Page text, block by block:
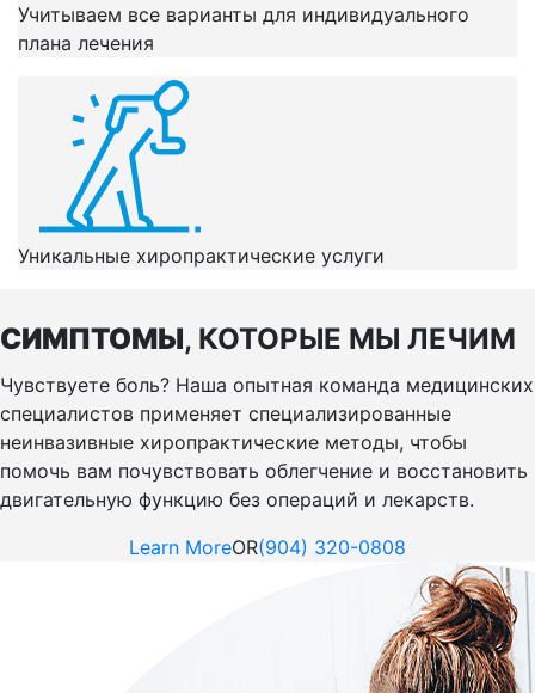
Учитываем все варианты для индивидуального
плана лечения
Уникальные хиропрактические услуги
СИМПТОМЫ, КОТОРЫЕ МЫ ЛЕЧИМ
Чувствуете боль? Наша опытная команда медицинских
специалистов применяет специализированные
неинвазивные хиропрактические методы, чтобы
помочь вам почувствовать облегчение и восстановить
двигательную функцию без операций и лекарств.
Learn MoreOR(904) 320-0808